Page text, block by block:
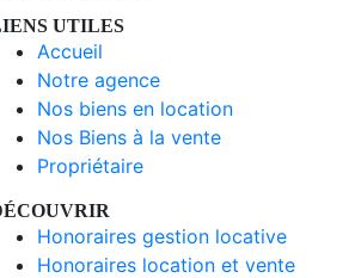
UTILES
Accueil
Notre agence
Nos biens en location
Nos Biens à la vente
Propriétaire
Honoraires gestion locative
Honoraires location et vente